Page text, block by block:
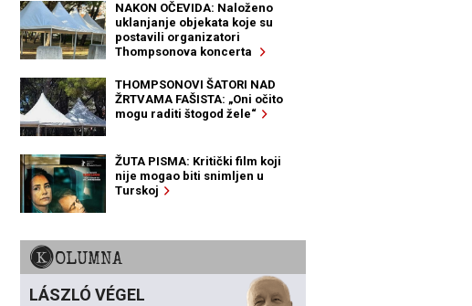
NAKON OČEVIDA: Naloženo
uklanjanje objekata koje su
postavili organizatori
Thompsonova koncerta
THOMPSONOVI ŠATORI NAD
ŽRTVAMA FAŠISTA: „Oni očito
mogu raditi štogod žele“
ŽUTA PISMA: Kritički film koji
nije mogao biti snimljen u
Turskoj
KOLUMNA
LÁSZLÓ VÉGEL